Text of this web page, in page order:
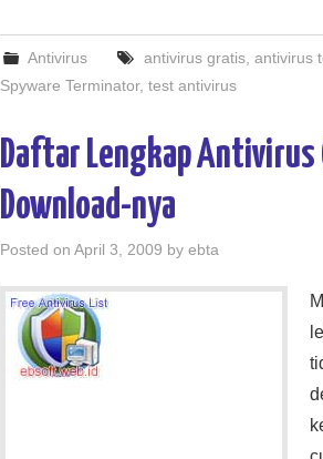
Antivirus antivirus gratis, antivirus
Spyware Terminator, test antivirus
Daftar Lengkap Antivirus
Download-nya
Posted on April 3, 2009 by ebta